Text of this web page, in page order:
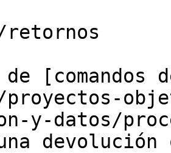
de
proyectos-
y-datos/